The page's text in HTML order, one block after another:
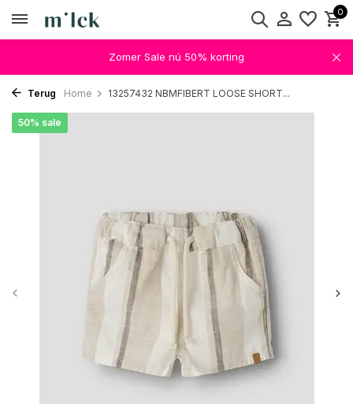
0
Zomer Sale nú 50% korting
Terug Home 13257432 NBMFIBERT LOOSE SHORT...
50% sale